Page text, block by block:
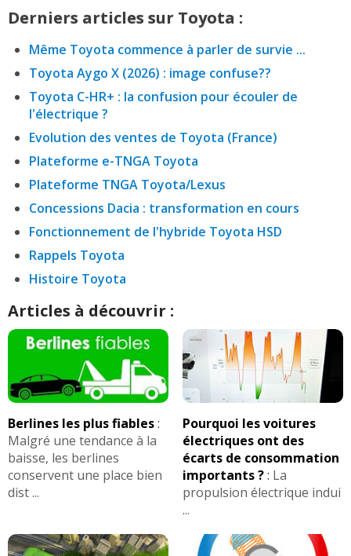
Derniers articles sur Toyota :
Même Toyota commence à parler de survie ...
Toyota Aygo X (2026) : image confuse??
Toyota C-HR+ : la confusion pour écouler de
l'électrique ?
Evolution des ventes de Toyota (France)
Plateforme e-TNGA Toyota
Plateforme TNGA Toyota/Lexus
Concessions Dacia : transformation en cours
Fonctionnement de l'hybride Toyota HSD
Rappels Toyota
Histoire Toyota
Articles à découvrir :
Berlines les plus fiables:
Malgré une tendance à la
baisse, les berlines
conservent une place bien
dist ...
Pourquoi les voitures
électriques ont des
écarts de consommation
importants ?: La
propulsion électrique indui
...